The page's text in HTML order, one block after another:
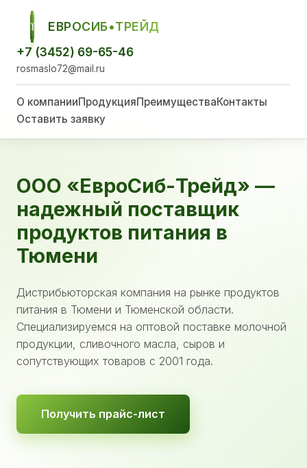
ЕСТ
ЕВРОСИБ•ТРЕЙД
+7 (3452) 69-65-46
rosmaslo72@mail.ru
О компанииПродукцияПреимуществаКонтакты
Оставить заявку
ООО «ЕвроСиб-Трейд» —
надежный поставщик
продуктов питания в
Тюмени
Дистрибьюторская компания на рынке продуктов
питания в Тюмени и Тюменской области.
Специализируемся на оптовой поставке молочной
продукции, сливочного масла, сыров и
сопутствующих товаров с 2001 года.
Получить прайс-лист